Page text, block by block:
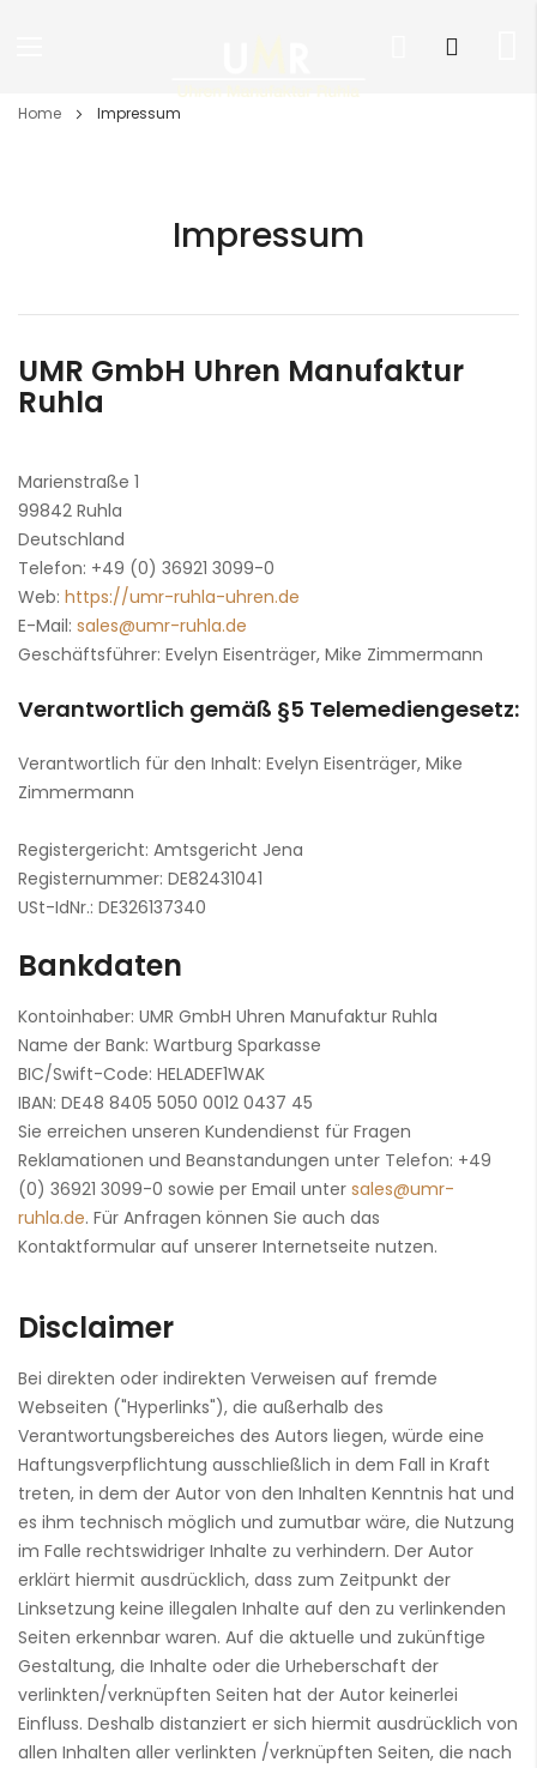
Direkt
Home Impressum
Impressum
UMR GmbH Uhren Manufaktur
Ruhla
Marienstraße 1
99842 Ruhla
Deutschland
Telefon: +49 (0) 36921 3099-0
Web: https://umr-ruhla-uhren.de
E-Mail: sales@umr-ruhla.de
Geschäftsführer: Evelyn Eisenträger, Mike Zimmermann
Verantwortlich gemäß §5 Telemediengesetz:
Verantwortlich für den Inhalt: Evelyn Eisenträger, Mike
Zimmermann
Registergericht: Amtsgericht Jena
Registernummer: DE82431041
USt-IdNr.: DE326137340
Bankdaten
Kontoinhaber: UMR GmbH Uhren Manufaktur Ruhla
Name der Bank: Wartburg Sparkasse
BIC/Swift-Code: HELADEF1WAK
IBAN: DE48 8405 5050 0012 0437 45
Sie erreichen unseren Kundendienst für Fragen
Reklamationen und Beanstandungen unter Telefon: +49
(0) 36921 3099-0 sowie per Email unter sales@umr-
ruhla.de. Für Anfragen können Sie auch das
Kontaktformular auf unserer Internetseite nutzen.
Disclaimer
Bei direkten oder indirekten Verweisen auf fremde
Webseiten ("Hyperlinks"), die außerhalb des
Verantwortungsbereiches des Autors liegen, würde eine
Haftungsverpflichtung ausschließlich in dem Fall in Kraft
treten, in dem der Autor von den Inhalten Kenntnis hat und
es ihm technisch möglich und zumutbar wäre, die Nutzung
im Falle rechtswidriger Inhalte zu verhindern. Der Autor
erklärt hiermit ausdrücklich, dass zum Zeitpunkt der
Linksetzung keine illegalen Inhalte auf den zu verlinkenden
Seiten erkennbar waren. Auf die aktuelle und zukünftige
Gestaltung, die Inhalte oder die Urheberschaft der
verlinkten/verknüpften Seiten hat der Autor keinerlei
Einfluss. Deshalb distanziert er sich hiermit ausdrücklich von
allen Inhalten aller verlinkten /verknüpften Seiten, die nach